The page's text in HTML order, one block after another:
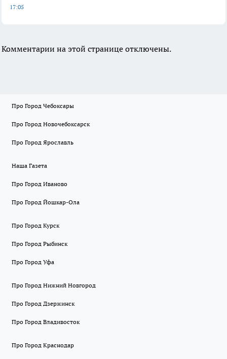
17:05
Комментарии на этой странице отключены.
Про Город Чебоксары
Про Город Новочебоксарск
Про Город Ярославль
Наша Газета
Про Город Иваново
Про Город Йошкар-Ола
Про Город Курск
Про Город Рыбинск
Про Город Уфа
Про Город Нижний Новгород
Про Город Дзержинск
Про Город Владивосток
Про Город Краснодар